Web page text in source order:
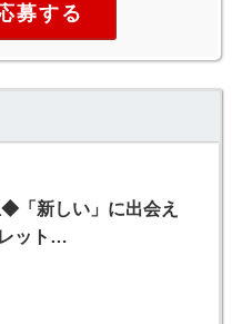
募する
「新しい」に出会え
ット…